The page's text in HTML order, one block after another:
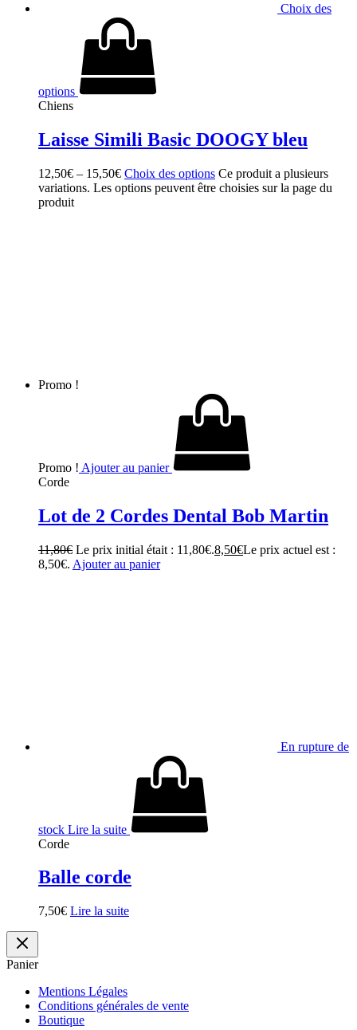
Choix des
options
Chiens
Laisse Simili Basic DOOGY bleu
12,50€ – 15,50€ Choix des options Ce produit a plusieurs
variations. Les options peuvent être choisies sur la page du
produit
Promo !
Promo ! Ajouter au panier
Corde
Lot de 2 Cordes Dental Bob Martin
11,80€ Le prix initial était : 11,80€.8,50€Le prix actuel est :
8,50€. Ajouter au panier
En rupture de
stock Lire la suite
Corde
Balle corde
7,50€ Lire la suite
Panier
Mentions Légales
Conditions générales de vente
Boutique